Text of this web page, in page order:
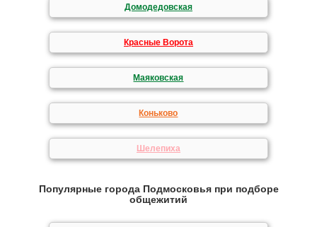
Домодедовская
Красные Ворота
Маяковская
Коньково
Шелепиха
Популярные города Подмосковья при подборе
общежитий